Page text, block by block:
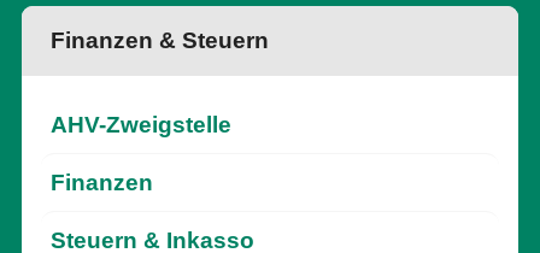
Finanzen & Steuern
AHV-Zweigstelle
Finanzen
Steuern & Inkasso